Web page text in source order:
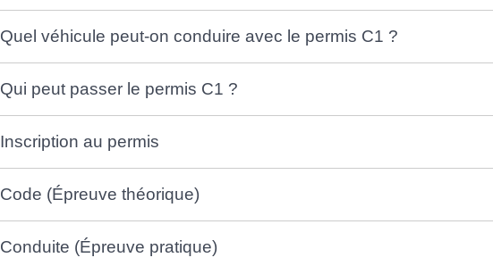
Quel véhicule peut-on conduire avec le permis C1 ?
Qui peut passer le permis C1 ?
Inscription au permis
Code (Épreuve théorique)
Conduite (Épreuve pratique)